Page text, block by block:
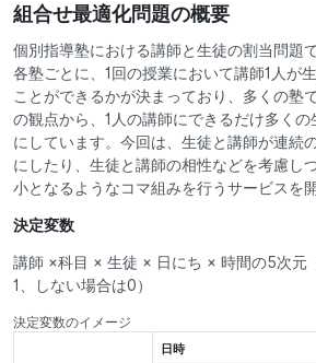
組合せ最適化問題の概要
個別指導塾における講師と生徒の割当問題
各塾ごとに、1回の授業において講師1人が
ことができるかが決まっており、多くの塾
の観点から、1人の講師にできるだけ多くの
にしています。今回は、生徒と講師が連続
にしたり、生徒と講師の相性などを考慮し
小となるようなコマ組みを行うサービスを
決定変数
講師 ×科目 × 生徒 × 日にち × 時間の5次元
1、しない場合は0）
決定変数のイメージ
日時